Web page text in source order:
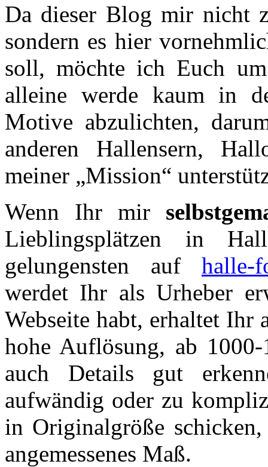
Da dieser Blog mir nicht
sondern es hier
soll, möchte ich Euch
alleine werde kaum in
Motive abzulichten,
anderen Hallensern,
meiner „Mission“
Wenn Ihr mir
Lieblingsplätzen in
gelungensten auf halle-
werdet Ihr als Urheber
Webseite habt, erhaltet Ihr
hohe Auflösung, ab
auch Details gut
aufwändig oder zu
in Originalgröße
angemessenes Maß.